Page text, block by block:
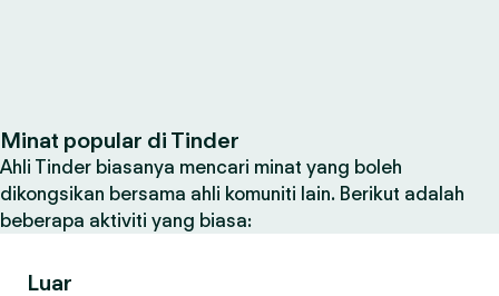
Minat popular di Tinder
Ahli Tinder biasanya mencari minat yang boleh
dikongsikan bersama ahli komuniti lain. Berikut adalah
beberapa aktiviti yang biasa:
Luar